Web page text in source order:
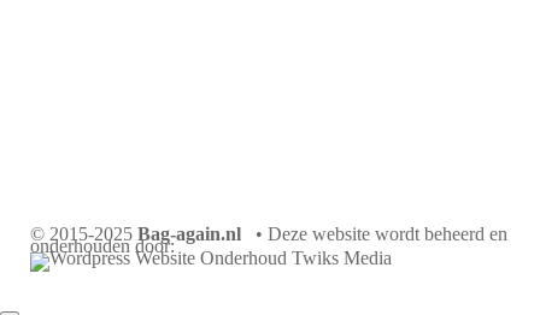
© 2015-2025 Bag-again.nl • Deze website wordt beheerd en
onderhouden door: